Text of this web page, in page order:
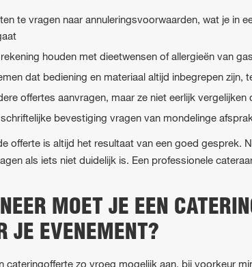
te vragen naar annuleringsvoorwaarden, wat je in
houden met dieetwensen of allergieën van
dat bediening en materiaal altijd inbegrepen zijn,
offertes aanvragen, maar ze niet eerlijk
bevestiging vragen van mondelinge
offerte is altijd het resultaat van een goed gesprek.
als iets niet duidelijk is. Een professionele
MOET JE EEN
JE EVENEMENT?
cateringofferte zo vroeg mogelijk aan, bij voorkeur